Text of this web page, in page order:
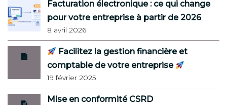
Facturation électronique : ce qui change
pour votre entreprise à partir de 2026
8 avril 2026
Facilitez la gestion financière et
comptable de votre entreprise
19 février 2025
Mise en conformité CSRD